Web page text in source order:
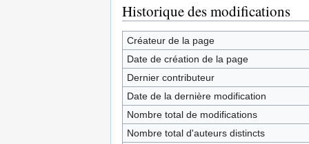
Historique des modifications
Créateur de la page
Date de création de la page
Dernier contributeur
Date de la dernière modification
Nombre total de modifications
Nombre total d'auteurs distincts